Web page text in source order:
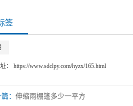
签
： https://www.sdclpy.com/hyzx/165.html
篇： 伸缩雨棚篷多少一平方